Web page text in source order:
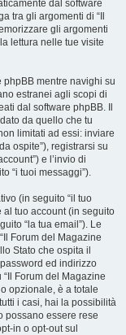
dal software
tra gli argomenti di “Il
gli argomenti
lettura nelle tue visite
mentre navighi su
estranei agli scopi di
dal software phpBB. Il
da quello che tu
limitati ad essi: inviare
ospite”), registrarsi su
e l’invio di
“i tuoi messaggi”).
(in seguito “il tuo
al tuo account (in seguito
“la tua email”). Le
Forum del Magazine
Stato che ospita il
ed indirizzo
Forum del Magazine
opzionale, è a totale
i casi, hai la possibilità
possano essere rese
in o opt-out sul